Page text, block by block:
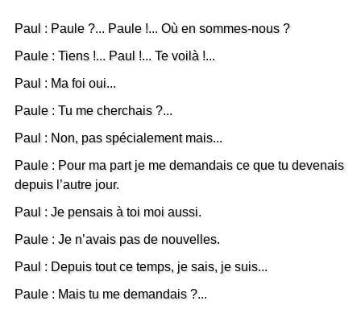
Paul : Paule ?... Paule !... Où en sommes-nous ?
Paule : Tiens !... Paul !... Te voilà !...
Paul : Ma foi oui...
Paule : Tu me cherchais ?...
Paul : Non, pas spécialement mais...
Paule : Pour ma part je me demandais ce que tu devenais
depuis l’autre jour.
Paul : Je pensais à toi moi aussi.
Paule : Je n’avais pas de nouvelles.
Paul : Depuis tout ce temps, je sais, je suis...
Paule : Mais tu me demandais ?...